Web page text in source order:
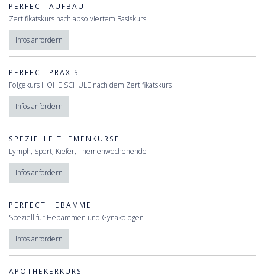
PERFECT AUFBAU
Zertifikatskurs nach absolviertem Basiskurs
Infos anfordern
PERFECT PRAXIS
Folgekurs HOHE SCHULE nach dem Zertifikatskurs
Infos anfordern
SPEZIELLE THEMENKURSE
Lymph, Sport, Kiefer, Themenwochenende
Infos anfordern
PERFECT HEBAMME
Speziell für Hebammen und Gynäkologen
Infos anfordern
APOTHEKERKURS